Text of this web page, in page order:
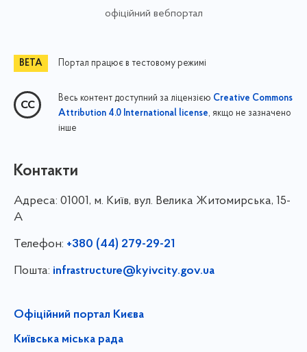
офіційний вебпортал
Портал працює в тестовому режимі
Весь контент доступний за ліцензією Creative Commons
Attribution 4.0 International license, якщо не зазначено
інше
Контакти
Адреса: 01001, м. Київ, вул. Велика Житомирська, 15-
А
Телефон: +380 (44) 279-29-21
Пошта: infrastructure@kyivcity.gov.ua
Офіційний портал Києва
Київська міська рада